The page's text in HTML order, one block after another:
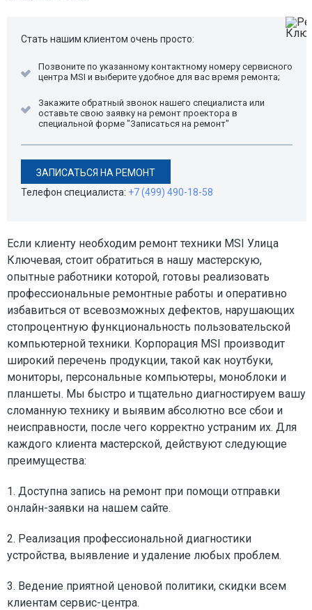
Стать нашим клиентом очень просто:
Позвоните по указанному контактному номеру сервисного
центра MSI и выберите удобное для вас время ремонта;
Закажите обратный звонок нашего специалиста или
оставьте свою заявку на ремонт проектора в
специальной форме "Записаться на ремонт"
ЗАПИСАТЬСЯ НА РЕМОНТ
Телефон специалиста: +7 (499) 490-18-58
Если клиенту необходим ремонт техники MSI Улица
Ключевая, стоит обратиться в нашу мастерскую,
опытные работники которой, готовы реализовать
профессиональные ремонтные работы и оперативно
избавиться от всевозможных дефектов, нарушающих
стопроцентную функциональность пользовательской
компьютерной техники. Корпорация MSI производит
широкий перечень продукции, такой как ноутбуки,
мониторы, персональные компьютеры, моноблоки и
планшеты. Мы быстро и тщательно диагностируем вашу
сломанную технику и выявим абсолютно все сбои и
неисправности, после чего корректно устраним их. Для
каждого клиента мастерской, действуют следующие
преимущества:
1. Доступна запись на ремонт при помощи отправки
онлайн-заявки на нашем сайте.
2. Реализация профессиональной диагностики
устройства, выявление и удаление любых проблем.
3. Ведение приятной ценовой политики, скидки всем
клиентам сервис-центра.